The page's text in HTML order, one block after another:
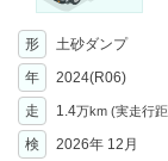
形 土砂ダンプ
年
2024(R06)
走 1.4万km (実走行
検
2026年 12月